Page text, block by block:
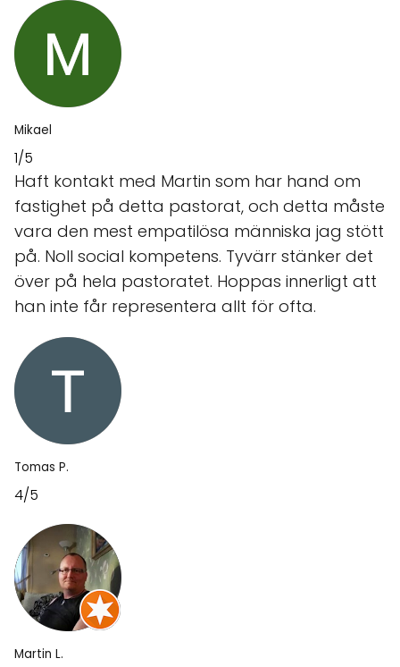
Mikael
1/5
Haft kontakt med Martin som har hand om
fastighet på detta pastorat, och detta måste
vara den mest empatilösa människa jag stött
på. Noll social kompetens. Tyvärr stänker det
över på hela pastoratet. Hoppas innerligt att
han inte får representera allt för ofta.
Tomas P.
4/5
Martin L.